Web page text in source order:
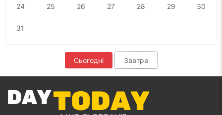
24 25 26 27 28 29 30
31
Сьогодні Завтра